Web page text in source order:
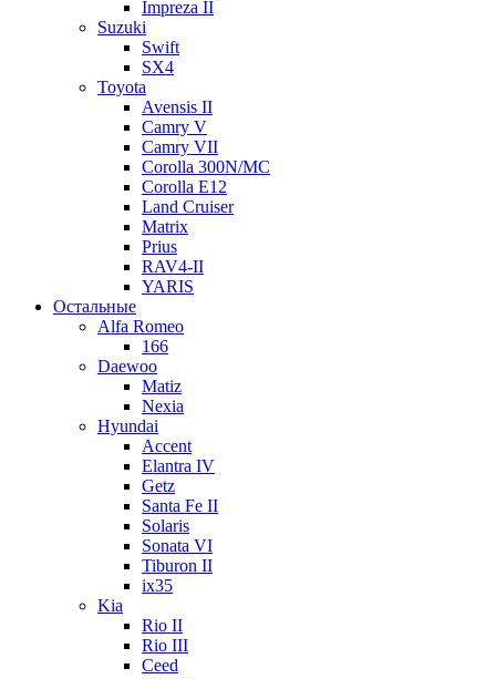
Impreza II
Suzuki
Swift
SX4
Toyota
Avensis II
Camry V
Camry VII
Corolla 300N/MC
Corolla E12
Land Cruiser
Matrix
Prius
RAV4-II
YARIS
Остальные
Alfa Romeo
166
Daewoo
Matiz
Nexia
Hyundai
Accent
Elantra IV
Getz
Santa Fe II
Solaris
Sonata VI
Tiburon II
ix35
Kia
Rio II
Rio III
Ceed